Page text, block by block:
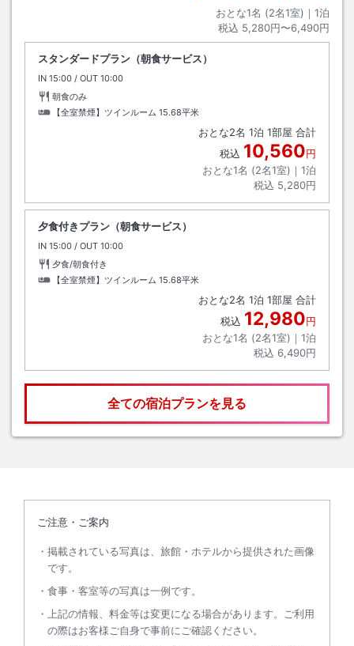
おとな1名 (2名1室)｜ 1泊
税込 5,280円〜6,490円
スタンダードプラン（朝食サービス）
IN チェックイン
15:00 / OUT チェックアウト
10:00
朝食のみ
【全室禁煙】ツインルーム 15.68平米
おとな2名 1泊 1部屋 合計
税込 10,560円
おとな1名 (2名1室)｜ 1泊
税込 5,280円
夕食付きプラン（朝食サービス）
IN チェックイン
15:00 / OUT チェックアウト
10:00
夕食/朝食付き
【全室禁煙】ツインルーム 15.68平米
おとな2名 1泊 1部屋 合計
税込 12,980円
おとな1名 (2名1室)｜ 1泊
税込 6,490円
全ての宿泊プランを見る
ご注意・ご案内
掲載されている写真は、旅館・ホテルから提供された画像
です。
食事・客室等の写真は一例です。
上記の情報、料金等は変更になる場合があります。ご利用
の際はお客様ご自身で事前にご確認ください。